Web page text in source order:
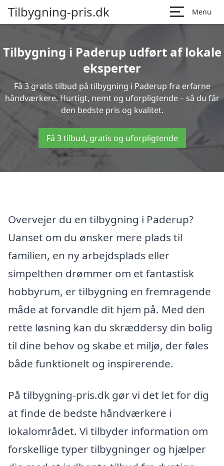
Tilbygning-pris.dk Menu
Tilbygning i Paderup udført af lokale
eksperter
Få 3 gratis tilbud på tilbygning i Paderup fra erfarne
håndværkere. Hurtigt, nemt og uforpligtende – så du får
den bedste pris og kvalitet.
Få 3 tilbud, gratis og uforpligtende
Overvejer du en tilbygning i Paderup?
Uanset om du ønsker mere plads til
familien, en ny arbejdsplads eller
simpelthen drømmer om et fantastisk
hobbyrum, er tilbygning en fremragende
måde at forvandle dit hjem på. Med den
rette løsning kan du skræddersy din bolig
til dine behov og skabe et miljø, der føles
både funktionelt og inspirerende.
På tilbygning-pris.dk gør vi det let for dig
at finde de bedste håndværkere i
lokalområdet. Vi tilbyder information om
forskellige typer tilbygninger og hjælper